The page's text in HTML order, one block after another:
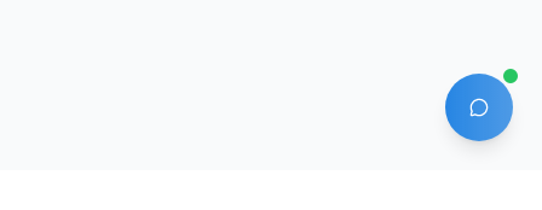
AI 에이